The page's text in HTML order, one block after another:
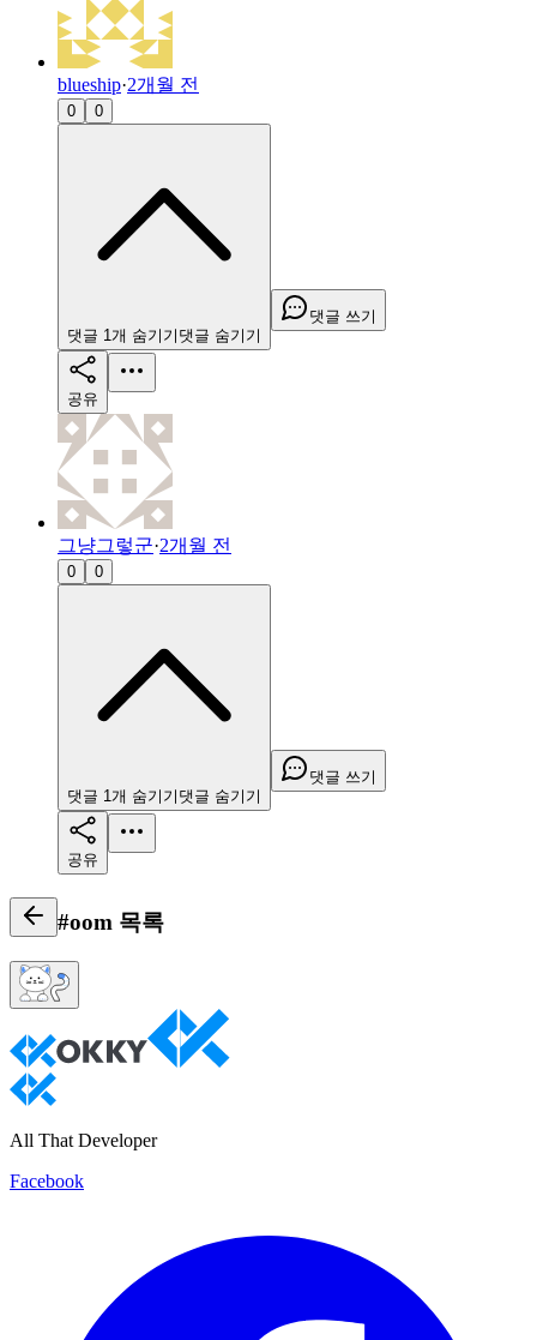
blueship·2개월 전
0 0
댓글 1개 숨기기 댓글 숨기기
댓글 쓰기
공유
그냥그렇군·2개월 전
0 0
댓글 1개 숨기기 댓글 숨기기
댓글 쓰기
공유
#oom 목록
All That Developer
Facebook